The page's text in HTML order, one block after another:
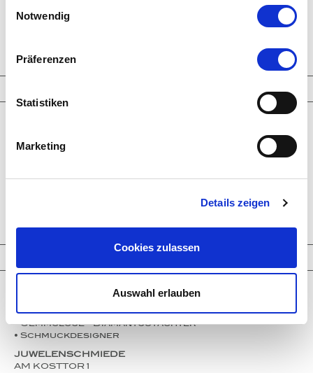
Notwendig
Präferenzen
Statistiken
Marketing
Details zeigen
Cookies zulassen
Auswahl erlauben
Paraiba Tourmaline
Partner
• Goldschmiedemeister • Silberschmied
• Gemmologe • Diamantgutachter
• Schmuckdesigner
JUWELENSCHMIEDE
AM KOSTTOR 1